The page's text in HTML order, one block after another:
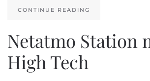
CONTINUE READING
Netatmo Station
High Tech